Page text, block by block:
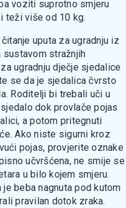
voziti suprotno smjeru
teži više od 10 kg.
uputa za ugradnju iz
sustavom stražnjih
ugradnju dječje sjedalice
se da je sjedalica čvrsto
Roditelji bi trebali uči u
dok provlače pojas
a potom pritegnuti
Ako niste sigurni kroz
pojas, provjerite oznake
učvršćena, ne smije se
u bilo kojem smjeru.
beba nagnuta pod kutom
pravilan dotok zraka.